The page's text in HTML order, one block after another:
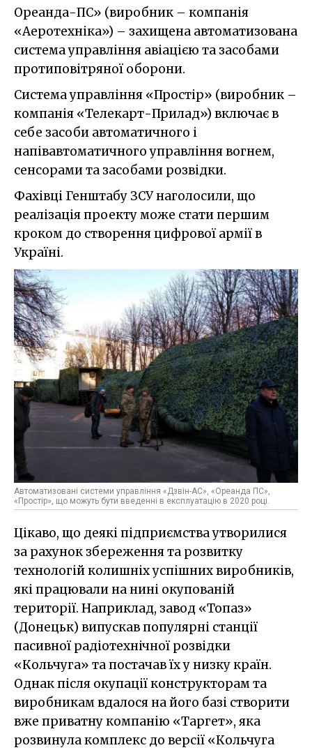
Ореанда-ПС» (виробник – компанія
«Аеротехніка») – захищена автоматизована
система управління авіацією та засобами
протиповітряної оборони.
Система управління «Простір» (виробник –
компанія «Телекарт-Прилад») включає в
себе засоби автоматичного і
напівавтоматичного управління вогнем,
сенсорами та засобами розвідки.
Фахівці Генштабу ЗСУ наголосили, що
реалізація проекту може стати першим
кроком до створення цифрової армії в
Україні.
Автоматизовані системи управління «Дзвін-АС», «Ореанда ПС»,
«Простір», що можуть бути введенні в експлуатацію в 2020 році.
Цікаво, що деякі підприємства утворилися
за рахунок збереження та розвитку
технологій колишніх успішних виробників,
які працювали на нині окупованій
території. Наприклад, завод «Топаз»
(Донецьк) випускав популярні станції
пасивної радіотехнічної розвідки
«Кольчуга» та постачав їх у низку країн.
Однак після окупації конструкторам та
виробникам вдалося на його базі створити
вже приватну компанію «Таргет», яка
розвинула комплекс до версії «Кольчуга